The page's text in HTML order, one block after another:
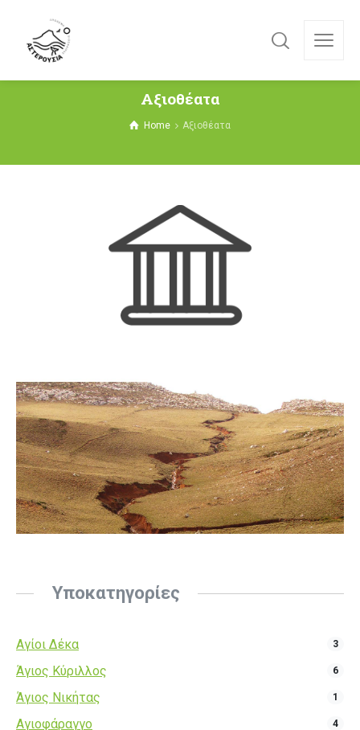
Αξιοθέατα
Home Αξιοθέατα
Υποκατηγορίες
Αγίοι Δέκα 3
Άγιος Κύριλλος 6
Άγιος Νικήτας 1
Αγιοφάραγγο 4